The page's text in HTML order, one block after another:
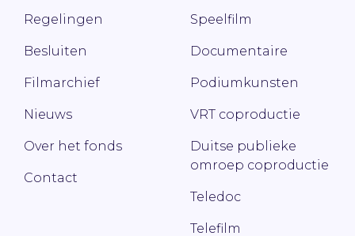
Regelingen
Besluiten
Filmarchief
Nieuws
Over het fonds
Contact
Speelfilm
Documentaire
Podiumkunsten
VRT coproductie
Duitse publieke
omroep coproductie
Teledoc
Telefilm